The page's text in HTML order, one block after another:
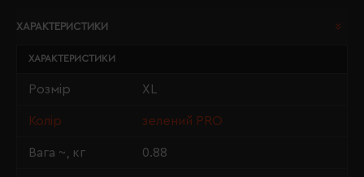
ХАРАКТЕРИСТИКИ
ХАРАКТЕРИСТИКИ
Розмір XL
Колір зелений PRO
Вага ~, кг 0.88